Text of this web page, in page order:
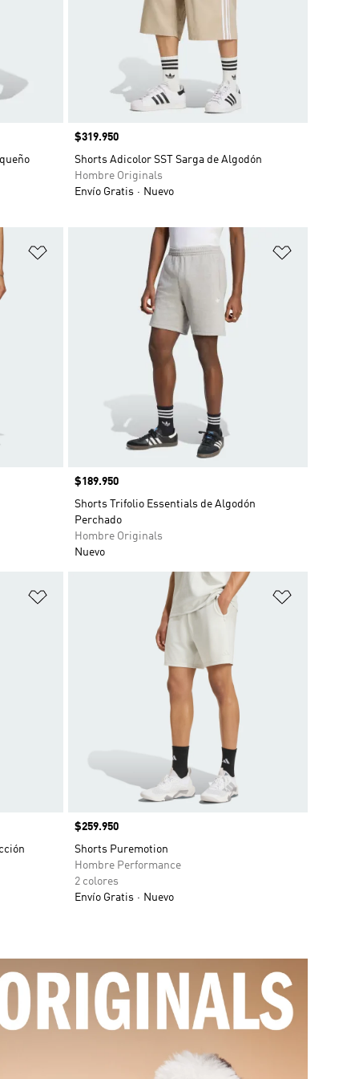
Precio
$319.950
Shorts Adicolor SST Sarga de Algodón
Hombre Originals
Envío Gratis
Nuevo
Añadir a la lista de deseos
Precio
$189.950
Shorts Trifolio Essentials de Algodón
Perchado
Hombre Originals
Nuevo
Añadir a la lista de deseos
Precio
$259.950
Shorts Puremotion
Hombre Performance
2 colores
Envío Gratis
Nuevo